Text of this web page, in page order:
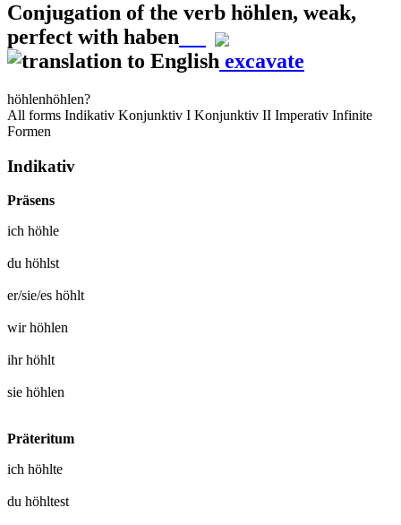
Conjugation of the verb höhlen, weak,
perfect with haben
excavate
höhlenhöhlen?
All forms Indikativ Konjunktiv I Konjunktiv II Imperativ Infinite
Formen
Indikativ
Präsens
ich höhle
du höhlst
er/sie/es höhlt
wirhöhlen
ihrhöhlt
sie höhlen
Präteritum
ich höhlte
du höhltest